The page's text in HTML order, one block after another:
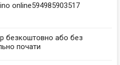
online594985903517
безкоштовно або без
почати